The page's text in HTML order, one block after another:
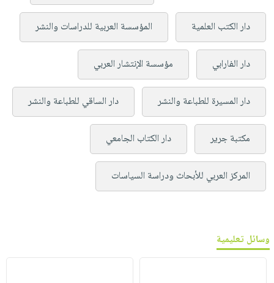
دار الكتب العلمية المؤسسة العربية للدراسات والنشر
دار الفارابي مؤسسة الإنتشار العربي
دار المسيرة للطباعة والنشر دار الساقي للطباعة والنشر
مكتبة جرير دار الكتاب الجامعي
المركز العربي للأبحاث ودراسة السياسات
وسائل تعليمية